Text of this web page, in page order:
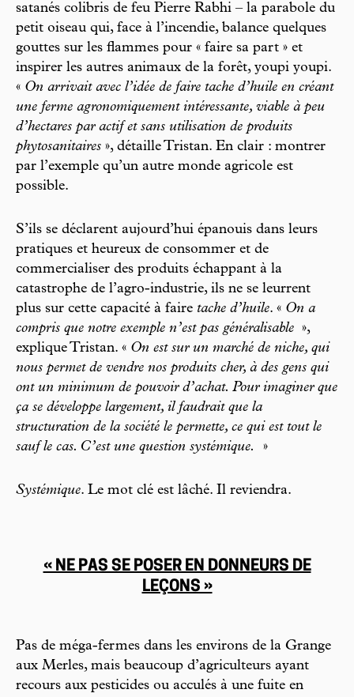
satanés colibris de feu Pierre Rabhi – la parabole du
petit oiseau qui, face à l’incendie, balance quelques
gouttes sur les flammes pour « faire sa part » et
inspirer les autres animaux de la forêt, youpi youpi.
« On arrivait avec l’idée de faire tache d’huile en créant
une ferme agronomiquement intéressante, viable à peu
d’hectares par actif et sans utilisation de produits
phytosanitaires », détaille Tristan. En clair : montrer
par l’exemple qu’un autre monde agricole est
possible.
S’ils se déclarent aujourd’hui épanouis dans leurs
pratiques et heureux de consommer et de
commercialiser des produits échappant à la
catastrophe de l’agro-industrie, ils ne se leurrent
plus sur cette capacité à faire tache d’huile. « On a
compris que notre exemple n’est pas généralisable »,
explique Tristan. « On est sur un marché de niche, qui
nous permet de vendre nos produits cher, à des gens qui
ont un minimum de pouvoir d’achat. Pour imaginer que
ça se développe largement, il faudrait que la
structuration de la société le permette, ce qui est tout le
sauf le cas. C’est une question systémique.
»
Systémique. Le mot clé est lâché. Il reviendra.
« NE PAS SE POSER EN DONNEURS DE
LEÇONS »
Pas de méga-fermes dans les environs de la Grange
aux Merles, mais beaucoup d’agriculteurs ayant
recours aux pesticides ou acculés à une fuite en